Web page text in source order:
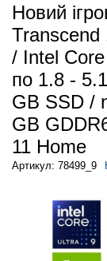
Новий
Transcend
/ Intel
по 1.8 -
GB SSD /
GB
11 Home
Артикул: 78499_9